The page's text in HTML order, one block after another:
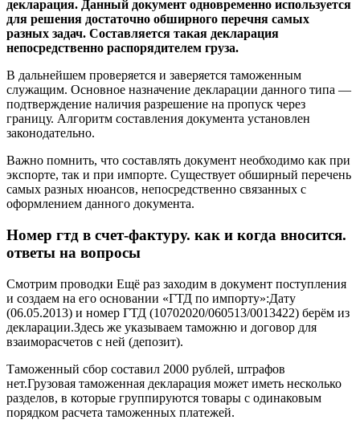
декларация. Данный документ одновременно используется
для решения достаточно обширного перечня самых
разных задач. Составляется такая декларация
непосредственно распорядителем груза.
В дальнейшем проверяется и заверяется таможенным
служащим. Основное назначение декларации данного типа —
подтверждение наличия разрешение на пропуск через
границу. Алгоритм составления документа установлен
законодательно.
Важно помнить, что составлять документ необходимо как при
экспорте, так и при импорте. Существует обширный перечень
самых разных нюансов, непосредственно связанных с
оформлением данного документа.
Номер гтд в счет-фактуру. как и когда вносится.
ответы на вопросы
Смотрим проводки Ещё раз заходим в документ поступления
и создаем на его основании «ГТД по импорту»:Дату
(06.05.2013) и номер ГТД (10702020/060513/0013422) берём из
декларации.Здесь же указываем таможню и договор для
взаиморасчетов с ней (депозит).
Таможенный сбор составил 2000 рублей, штрафов
нет.Грузовая таможенная декларация может иметь несколько
разделов, в которые группируются товары с одинаковым
порядком расчета таможенных платежей.